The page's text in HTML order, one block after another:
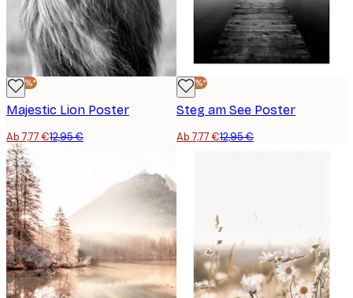
-40%*
Majestic Lion Poster
Ab 7,77 €12,95 €
-40%*
Steg am See Poster
Ab 7,77 €12,95 €